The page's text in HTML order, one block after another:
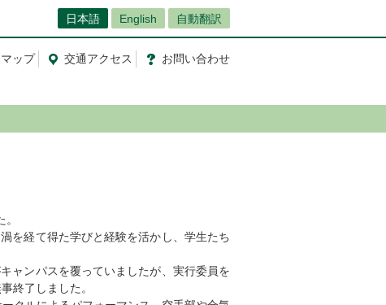
日本語 English 自動翻訳
ップ 交通アクセス お問い合わせ
を経て得た学びと経験を活かし、学生たち
ャンパスを覆っていましたが、実行委員を
終了しました。